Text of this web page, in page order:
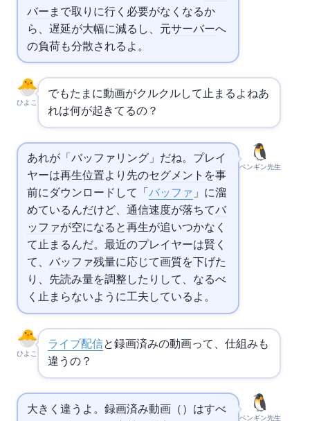
バー まで取りに行く必要がなくなるか
ら、遅延が大幅に減るし、元サーバーへ
の負荷も分散されるよ。
ひよこ
でもたまに動画がクルクルして止まるよね…あ
れは何が起きてるの？
ペンギン先生
あれが「バッファリング」だね。プレイ
ヤーは再生位置より先のセグメント を事
前にダウンロードして「 バッファ 」に溜
めているんだけど、 通信速度が落ちてバ
ッファが空になると再生が追いつかなく
て止まるんだ。最近のプレイヤーは賢く
て、 バッファ残量に応じて画質を下げた
り、先読み量を調整したりして、なるべ
く止まらないように工夫しているよ。
ひよこ
ライブ配信と録画済みの動画って、仕組みも
違うの？
ペンギン先生
大きく違うよ。録画済み動画（VOD）はすべ